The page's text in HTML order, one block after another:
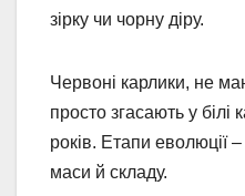
зірку чи чорну діру.
Червоні карлики, не
просто згасають у білі
років. Етапи еволюції
маси й складу.